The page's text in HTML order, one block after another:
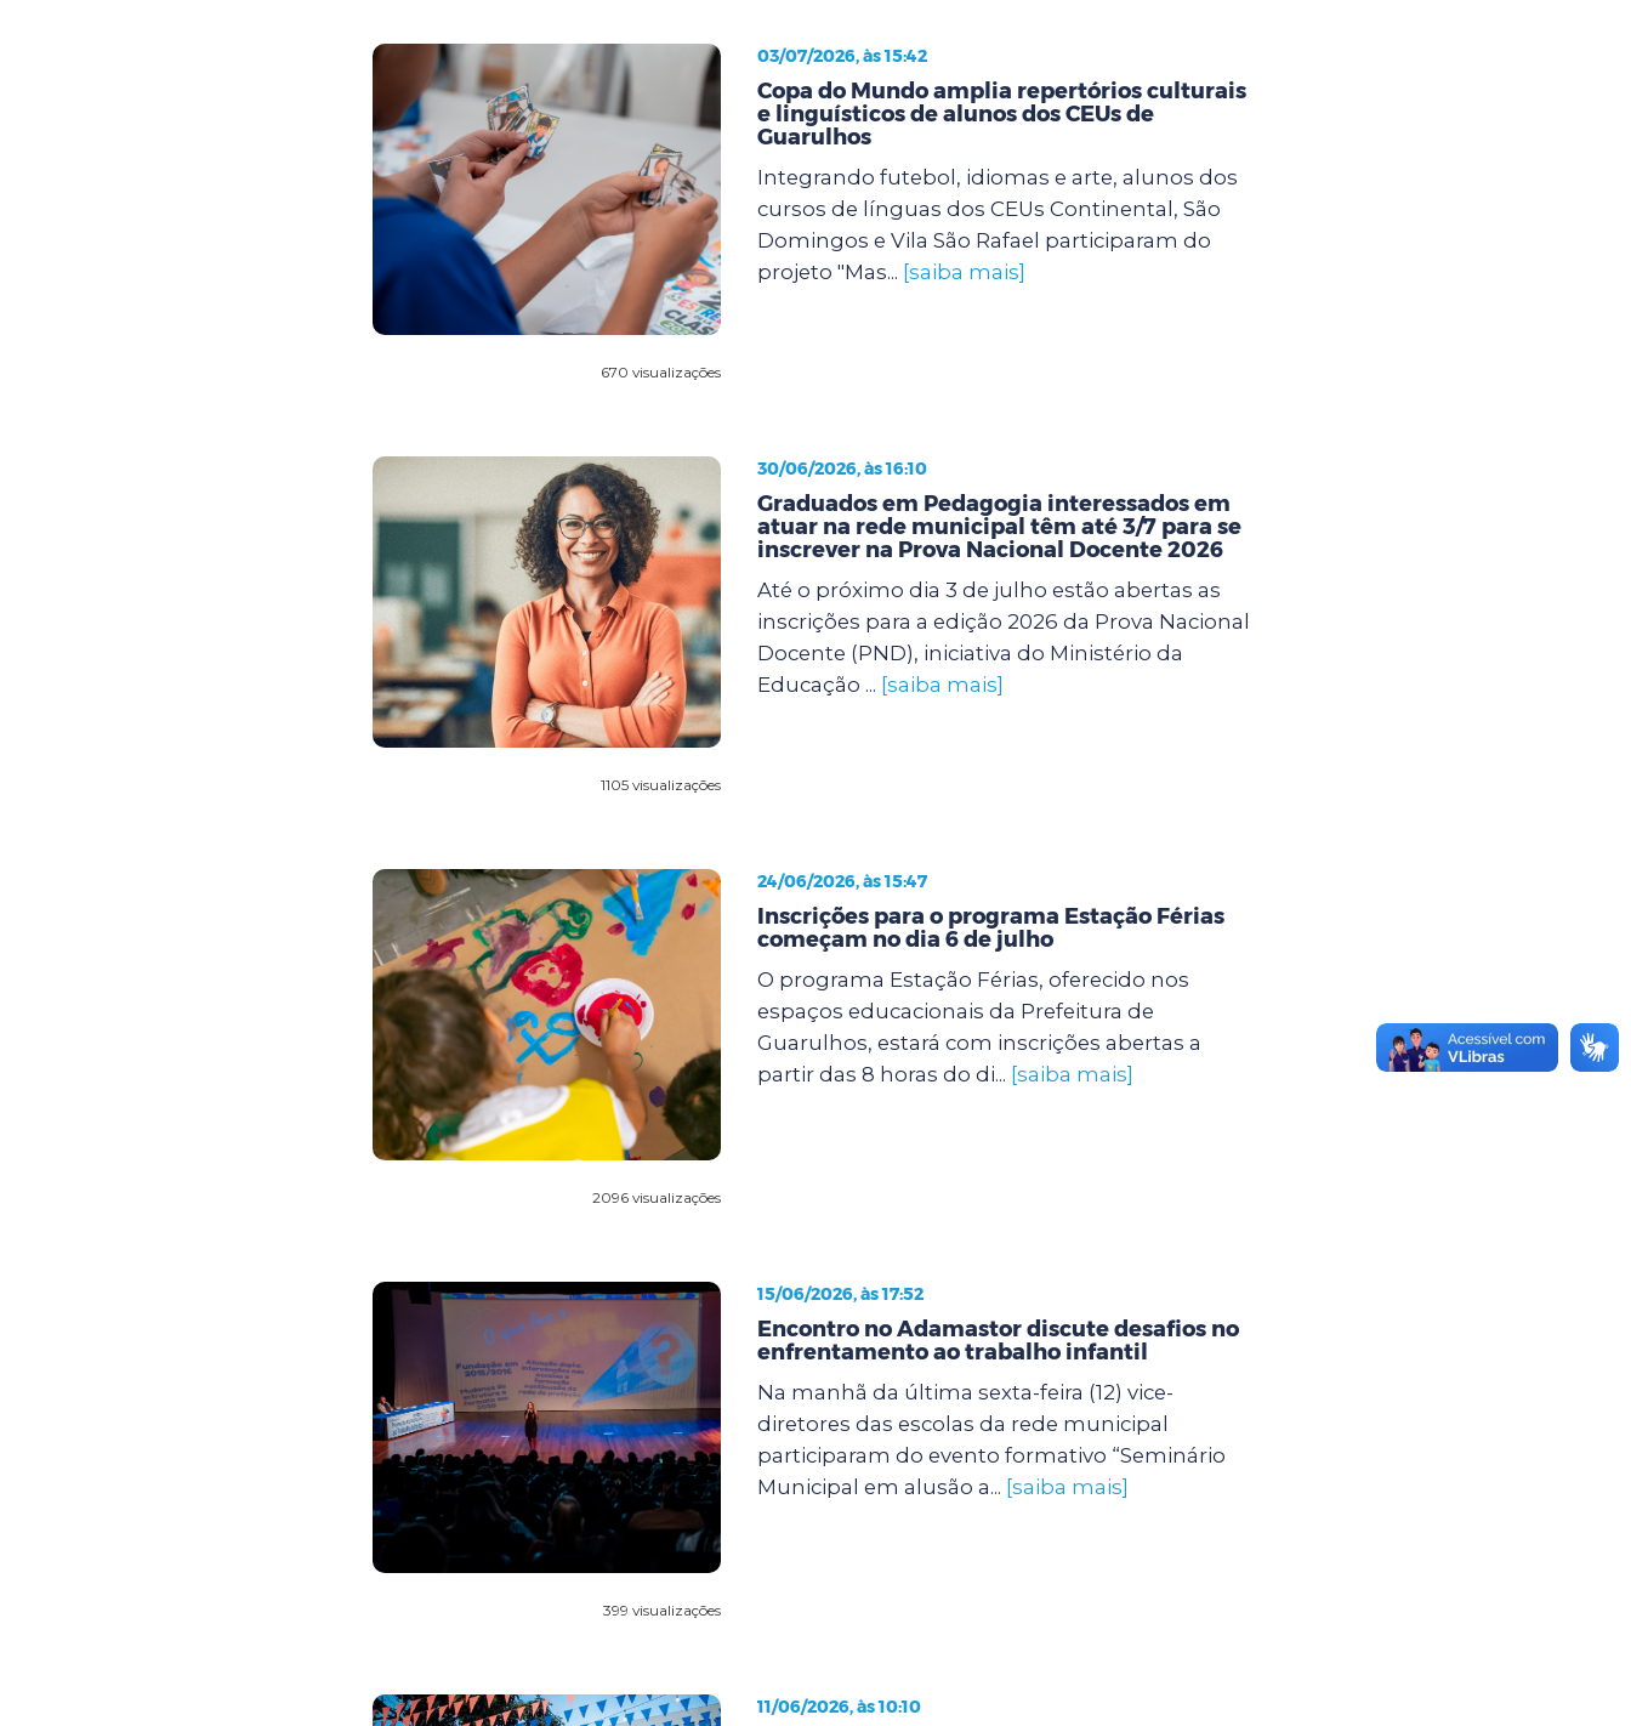
670 visualizações
03/07/2026, às 15:42
Copa do Mundo amplia repertórios culturais
e linguísticos de alunos dos CEUs de
Guarulhos
Integrando futebol, idiomas e arte, alunos dos
cursos de línguas dos CEUs Continental, São
Domingos e Vila São Rafael participaram do
projeto "Mas... [saiba mais]
1105 visualizações
30/06/2026, às 16:10
Graduados em Pedagogia interessados em
atuar na rede municipal têm até 3/7 para se
inscrever na Prova Nacional Docente 2026
Até o próximo dia 3 de julho estão abertas as
inscrições para a edição 2026 da Prova Nacional
Docente (PND), iniciativa do Ministério da
Educação ... [saiba mais]
2096 visualizações
24/06/2026, às 15:47
Inscrições para o programa Estação Férias
começam no dia 6 de julho
O programa Estação Férias, oferecido nos
espaços educacionais da Prefeitura de
Guarulhos, estará com inscrições abertas a
partir das 8 horas do di... [saiba mais]
399 visualizações
15/06/2026, às 17:52
Encontro no Adamastor discute desafios no
enfrentamento ao trabalho infantil
Na manhã da última sexta-feira (12) vice-
diretores das escolas da rede municipal
participaram do evento formativo “Seminário
Municipal em alusão a... [saiba mais]
11/06/2026, às 10:10